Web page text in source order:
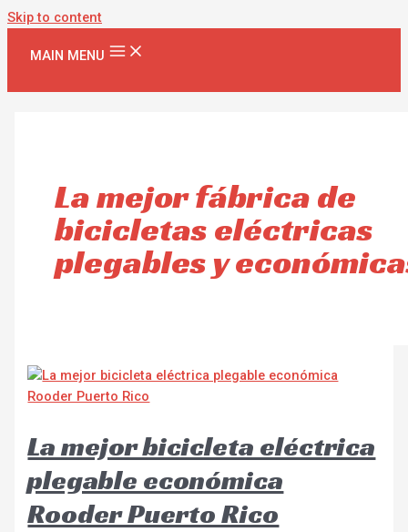
Skip to content
MAIN MENU
La mejor fábrica de
bicicletas eléctricas
plegables y
La mejor bicicleta eléctrica
plegable económica
Rooder Puerto Rico